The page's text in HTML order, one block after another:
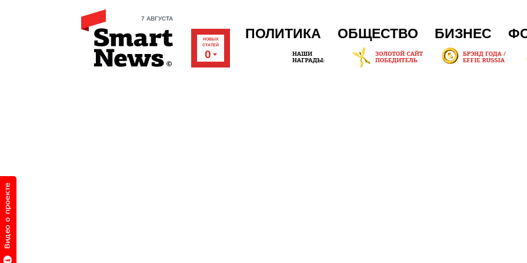
7 АВГУСТА
НОВЫХ
СТАТЕЙ
0
ПОЛИТИКА ОБЩЕСТВО БИЗНЕС